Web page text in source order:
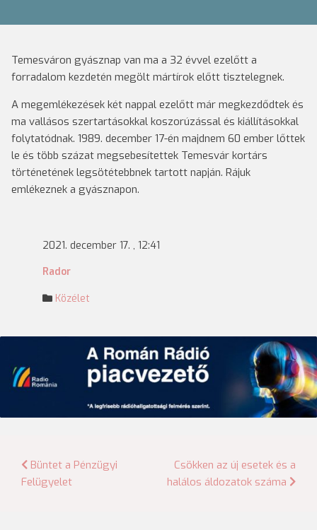
Temesváron gyásznap van ma a 32 évvel ezelőtt a
forradalom kezdetén megölt mártírok előtt tisztelegnek.
A megemlékezések két nappal ezelőtt már megkezdődtek és
ma vallásos szertartásokkal koszorúzással és kiállításokkal
folytatódnak. 1989. december 17-én majdnem 60 ember lőttek
le és több százat megsebesítettek Temesvár kortárs
történetének legsötétebbnek tartott napján. Rájuk
emlékeznek a gyásznapon.
2021. december 17. , 12:41
Rador
Közélet
Bejegyzés
navigáció
Büntet a Pénzügyi
Felügyelet
Csökken az új esetek és a
halálos áldozatok száma